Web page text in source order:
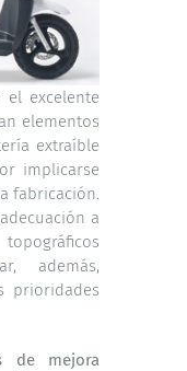
excelente
elementos
extraíble
implicarse
fabricación.
a
además,
prioridades
de mejora